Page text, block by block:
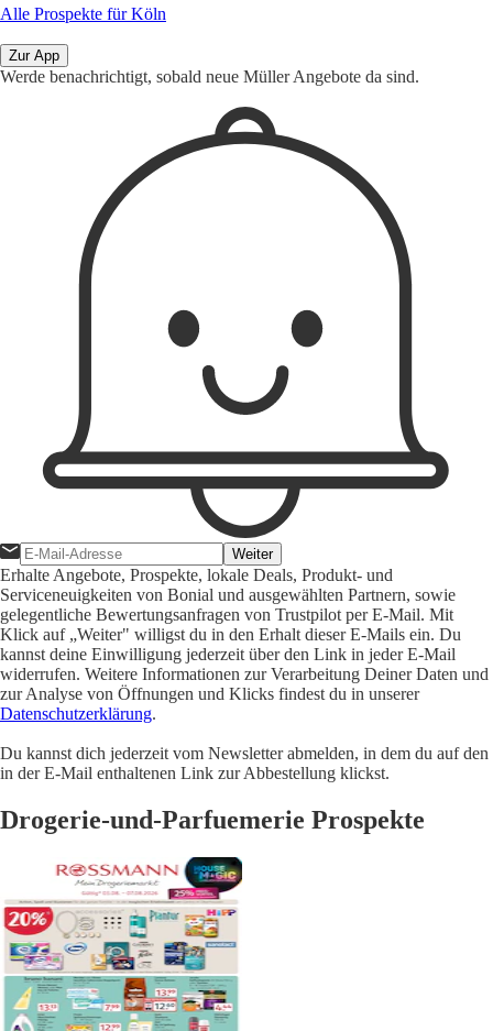
Alle Prospekte für Köln
Zur App
Werde benachrichtigt, sobald neue Müller Angebote da sind.
Weiter
Erhalte Angebote, Prospekte, lokale Deals, Produkt- und
Serviceneuigkeiten von Bonial und ausgewählten Partnern, sowie
gelegentliche Bewertungsanfragen von Trustpilot per E-Mail. Mit
Klick auf „Weiter" willigst du in den Erhalt dieser E-Mails ein. Du
kannst deine Einwilligung jederzeit über den Link in jeder E-Mail
widerrufen. Weitere Informationen zur Verarbeitung Deiner Daten und
zur Analyse von Öffnungen und Klicks findest du in unserer
Datenschutzerklärung.
Du kannst dich jederzeit vom Newsletter abmelden, in dem du auf den
in der E-Mail enthaltenen Link zur Abbestellung klickst.
Drogerie-und-Parfuemerie Prospekte